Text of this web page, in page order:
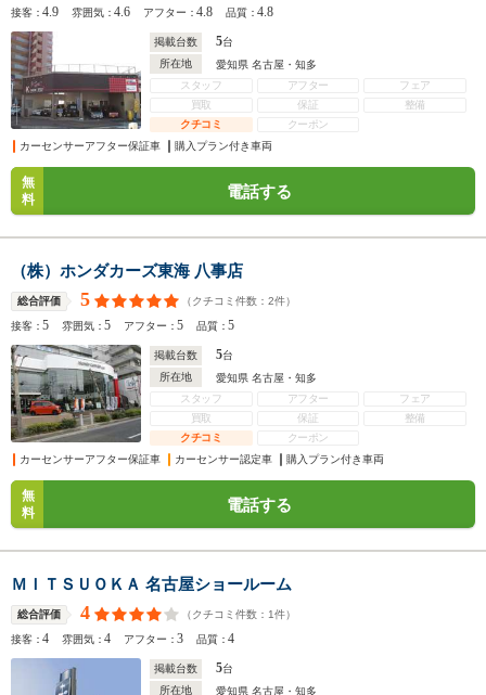
接客：4.9 雰囲気：4.6 アフター：4.8 品質：4.8
掲載台数 5台
所在地
愛知県 名古屋・知多
スタッフ
アフター
フェア
買取
保証
整備
クチコミ
クーポン
カーセンサーアフター保証車
購入プラン付き車両
無
料
電話する
（株）ホンダカーズ東海 八事店
総合評価 5 （クチコミ件数： 2件）
接客：5 雰囲気：5 アフター：5 品質：5
掲載台数 5台
所在地
愛知県 名古屋・知多
スタッフ
アフター
フェア
買取
保証
整備
クチコミ
クーポン
カーセンサーアフター保証車
カーセンサー認定車 購入プラン付き車両
無
料
電話する
ＭＩＴＳＵＯＫＡ 名古屋ショールーム
総合評価 4 （クチコミ件数： 1件）
接客：4 雰囲気：4 アフター：3 品質：4
掲載台数 5台
所在地
愛知県 名古屋・知多